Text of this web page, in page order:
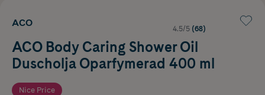
ACO
4.5/5 (68)
ACO Body Caring Shower Oil
Duscholja Oparfymerad 400 ml
Nice Price